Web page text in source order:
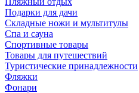
Подарки для дачи
Складные ножи и мультитулы
Спа и сауна
Спортивные товары
Товары для путешествий
Туристические принадлежности
Фляжки
Фонари